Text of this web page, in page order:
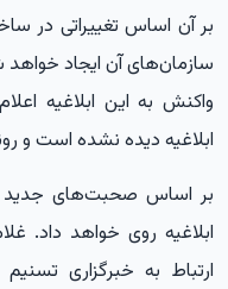
بر آن اساس تغییراتی در
سازمان‌های آن ایجاد خواهد
واکنش به این ابلاغیه
ابلاغیه دیده نشده است و
بر اساس صحبت‌های جدید
ابلاغیه روی خواهد داد.
ارتباط به خبرگزاری تسنیم